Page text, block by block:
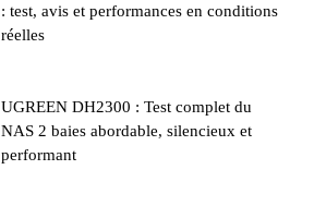
: test, avis et performances en conditions
réelles
UGREEN DH2300 : Test complet du
NAS 2 baies abordable, silencieux et
performant